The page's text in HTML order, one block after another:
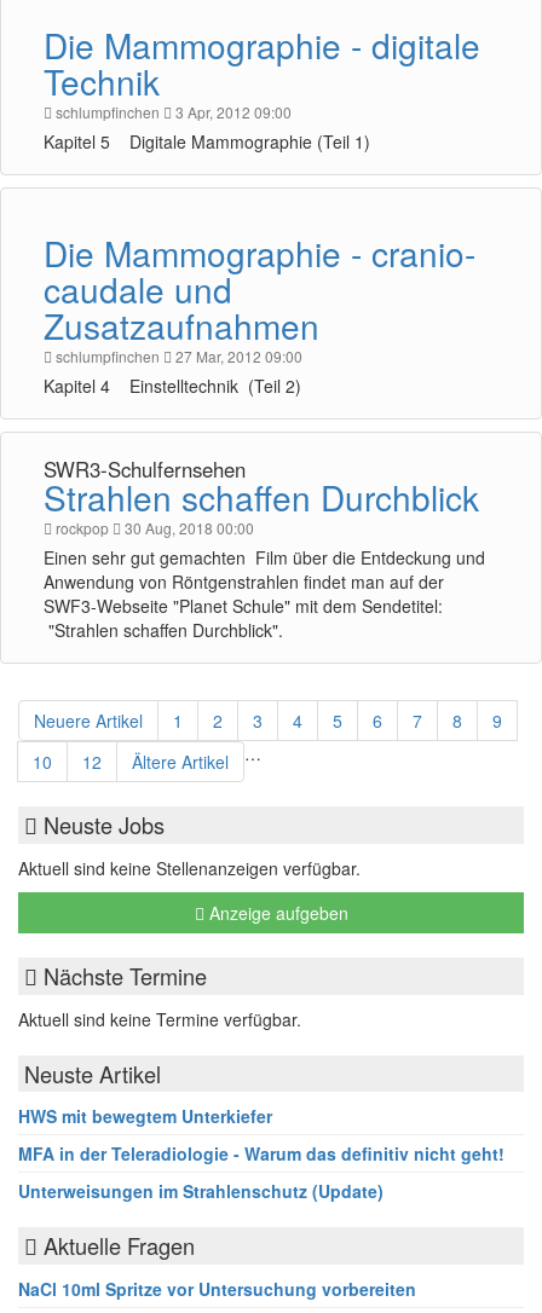
Die Mammographie - digitale
Technik
schlumpfinchen 3 Apr, 2012 09:00
Kapitel 5 Digitale Mammographie (Teil 1)
Die Mammographie - cranio-
caudale und
Zusatzaufnahmen
schlumpfinchen 27 Mar, 2012 09:00
Kapitel 4 Einstelltechnik (Teil 2)
SWR3-Schulfernsehen
Strahlen schaffen Durchblick
rockpop 30 Aug, 2018 00:00
Einen sehr gut gemachten Film über die Entdeckung und
Anwendung von Röntgenstrahlen findet man auf der
SWF3-Webseite "Planet Schule" mit dem Sendetitel:
"Strahlen schaffen Durchblick".
Neuere Artikel 1 2 3 4 5 6 7 8
9
10
…
12 Ältere Artikel
Neuste Jobs
Aktuell sind keine Stellenanzeigen verfügbar.
Anzeige aufgeben
Nächste Termine
Aktuell sind keine Termine verfügbar.
Neuste Artikel
HWS mit bewegtem Unterkiefer
MFA in der Teleradiologie - Warum das definitiv nicht geht!
Unterweisungen im Strahlenschutz (Update)
Aktuelle Fragen
NaCl 10ml Spritze vor Untersuchung vorbereiten